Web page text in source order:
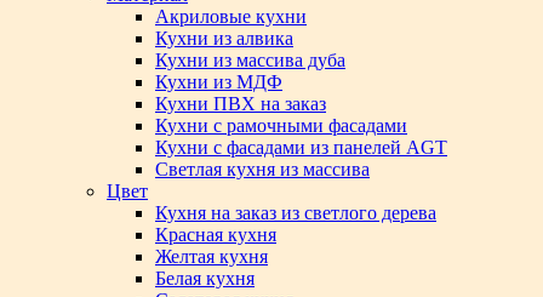
Акриловые кухни
Кухни из алвика
Кухни из массива дуба
Кухни из МДФ
Кухни ПВХ на заказ
Кухни с рамочными фасадами
Кухни с фасадами из панелей AGT
Светлая кухня из массива
Цвет
Кухня на заказ из светлого дерева
Красная кухня
Желтая кухня
Белая кухня